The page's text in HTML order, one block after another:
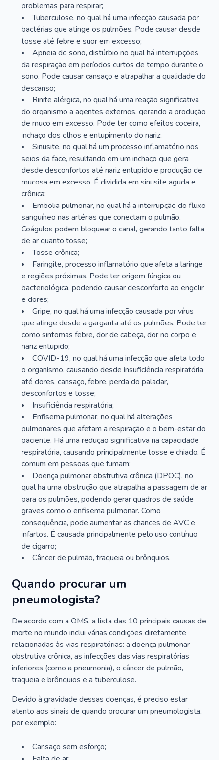
problemas para respirar;
Tuberculose, no qual há uma infecção causada por
bactérias que atinge os pulmões. Pode causar desde
tosse até febre e suor em excesso;
Apneia do sono, distúrbio no qual há interrupções
da respiração em períodos curtos de tempo durante o
sono. Pode causar cansaço e atrapalhar a qualidade do
descanso;
Rinite alérgica, no qual há uma reação significativa
do organismo a agentes externos, gerando a produção
de muco em excesso. Pode ter como efeitos coceira,
inchaço dos olhos e entupimento do nariz;
Sinusite, no qual há um processo inflamatório nos
seios da face, resultando em um inchaço que gera
desde desconfortos até nariz entupido e produção de
mucosa em excesso. É dividida em sinusite aguda e
crônica;
Embolia pulmonar, no qual há a interrupção do fluxo
sanguíneo nas artérias que conectam o pulmão.
Coágulos podem bloquear o canal, gerando tanto falta
de ar quanto tosse;
Tosse crônica;
Faringite, processo inflamatório que afeta a laringe
e regiões próximas. Pode ter origem fúngica ou
bacteriológica, podendo causar desconforto ao engolir
e dores;
Gripe, no qual há uma infecção causada por vírus
que atinge desde a garganta até os pulmões. Pode ter
como sintomas febre, dor de cabeça, dor no corpo e
nariz entupido;
COVID-19, no qual há uma infecção que afeta todo
o organismo, causando desde insuficiência respiratória
até dores, cansaço, febre, perda do paladar,
desconfortos e tosse;
Insuficiência respiratória;
Enfisema pulmonar, no qual há alterações
pulmonares que afetam a respiração e o bem-estar do
paciente. Há uma redução significativa na capacidade
respiratória, causando principalmente tosse e chiado. É
comum em pessoas que fumam;
Doença pulmonar obstrutiva crônica (DPOC), no
qual há uma obstrução que atrapalha a passagem de ar
para os pulmões, podendo gerar quadros de saúde
graves como o enfisema pulmonar. Como
consequência, pode aumentar as chances de AVC e
infartos. É causada principalmente pelo uso contínuo
de cigarro;
Câncer de pulmão, traqueia ou brônquios.
Quando procurar um
pneumologista?
De acordo com a OMS, a lista das 10 principais causas de
morte no mundo inclui várias condições diretamente
relacionadas às vias respiratórias: a doença pulmonar
obstrutiva crônica, as infecções das vias respiratórias
inferiores (como a pneumonia), o câncer de pulmão,
traqueia e brônquios e a tuberculose.
Devido à gravidade dessas doenças, é preciso estar
atento aos sinais de quando procurar um pneumologista,
por exemplo:
Cansaço sem esforço;